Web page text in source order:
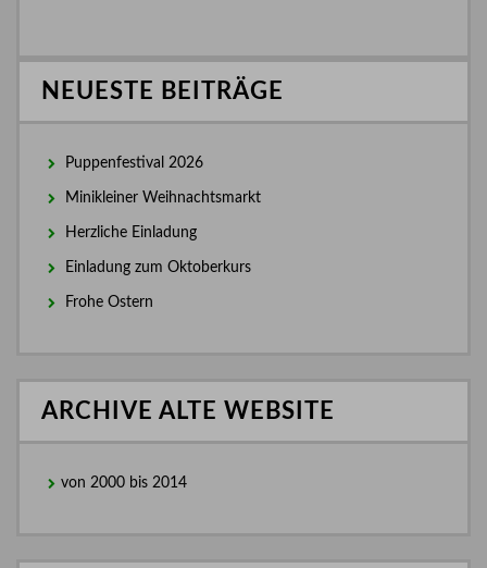
NEUESTE BEITRÄGE
Puppenfestival 2026
Minikleiner Weihnachtsmarkt
Herzliche Einladung
Einladung zum Oktoberkurs
Frohe Ostern
ARCHIVE ALTE WEBSITE
von 2000 bis 2014